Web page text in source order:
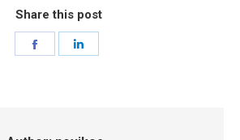
Share this post